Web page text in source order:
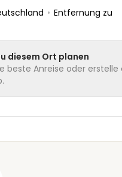
• Entfernung zu
diesem Ort planen
beste Anreise oder erstelle